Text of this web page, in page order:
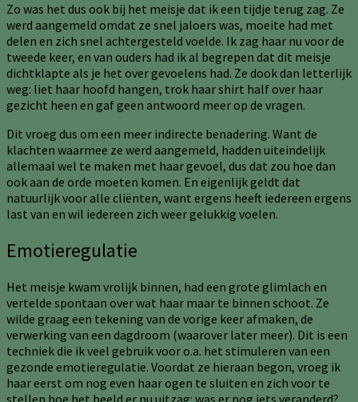
Zo was het dus ook bij het meisje dat ik een tijdje terug zag. Ze
werd aangemeld omdat ze snel jaloers was, moeite had met
delen en zich snel achtergesteld voelde. Ik zag haar nu voor de
tweede keer, en van ouders had ik al begrepen dat dit meisje
dichtklapte als je het over gevoelens had. Ze dook dan letterlijk
weg: liet haar hoofd hangen, trok haar shirt half over haar
gezicht heen en gaf geen antwoord meer op de vragen.
Dit vroeg dus om een meer indirecte benadering. Want de
klachten waarmee ze werd aangemeld, hadden uiteindelijk
allemaal wel te maken met haar gevoel, dus dat zou hoe dan
ook aan de orde moeten komen. En eigenlijk geldt dat
natuurlijk voor alle cliënten, want ergens heeft iedereen ergens
last van en wil iedereen zich weer gelukkig voelen.
Emotieregulatie
Het meisje kwam vrolijk binnen, had een grote glimlach en
vertelde spontaan over wat haar maar te binnen schoot. Ze
wilde graag een tekening van de vorige keer afmaken, de
verwerking van een dagdroom (waarover later meer). Dit is een
techniek die ik veel gebruik voor o.a. het stimuleren van een
gezonde emotieregulatie. Voordat ze hieraan begon, vroeg ik
haar eerst om nog even haar ogen te sluiten en zich voor te